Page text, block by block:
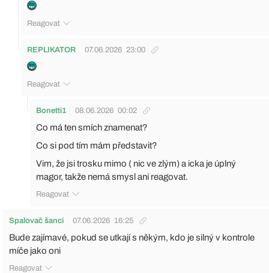
Reagovat
REPLIKATOR 07.06.2026 23:00
Reagovat
Bonetti1 08.06.2026 00:02
Co má ten smích znamenat?
Co si pod tím mám představit?
Vim, že jsi trosku mimo ( nic ve zlým) a icka je úplný
magor, takže nemá smysl ani reagovat.
Reagovat
Spalovač šancí 07.06.2026 16:25
Bude zajímavé, pokud se utkají s někým, kdo je silný v kontrole
míče jako oni
Reagovat